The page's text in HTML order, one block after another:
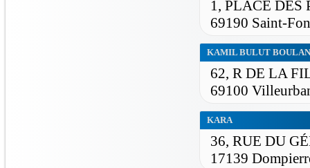
1, PLACE DES
69190 Saint-
KAMIL BULUT
62, R DE LA
69100
KARA
36, RUE DU
17139